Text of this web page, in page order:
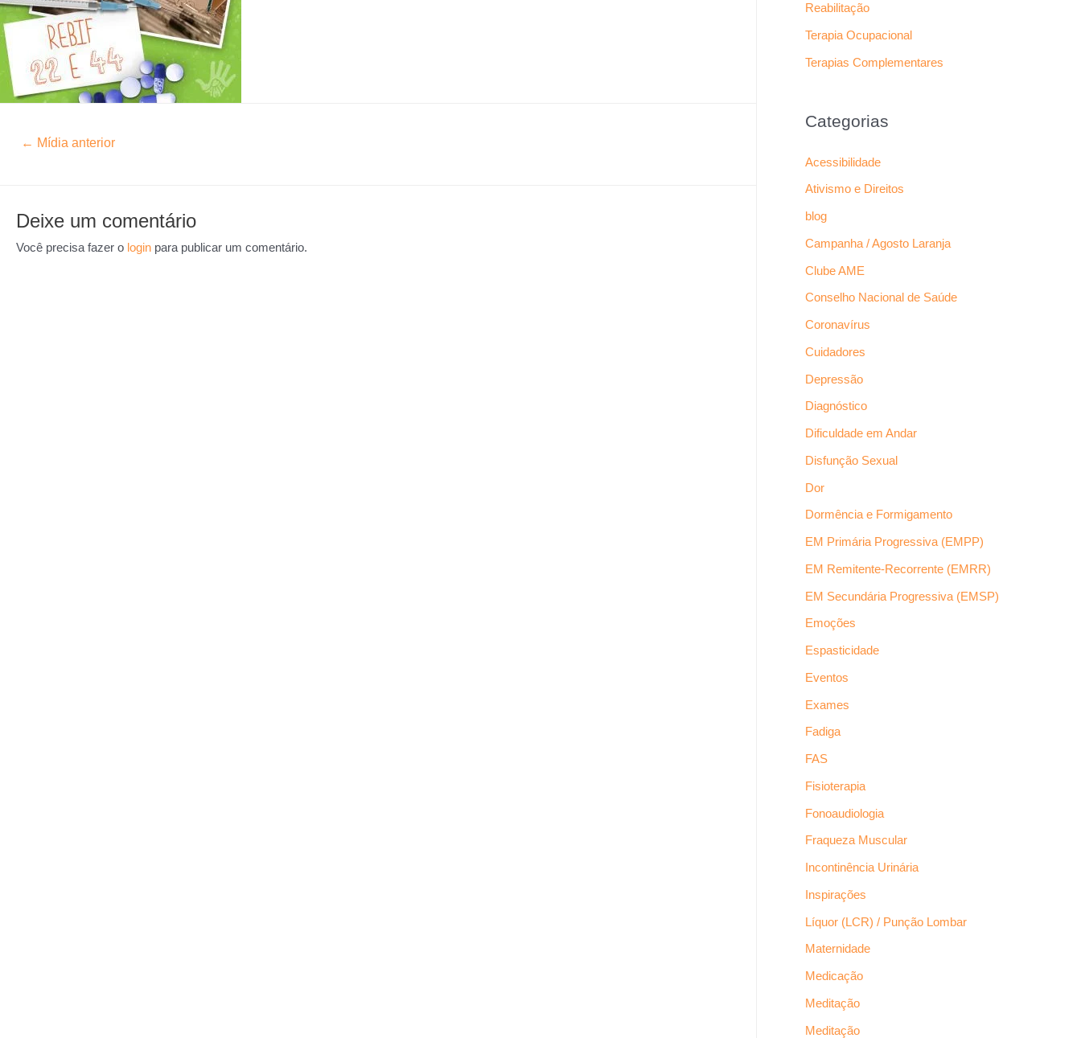
← Mídia anterior
Deixe um comentário
Você precisa fazer o login para publicar um comentário.
Reabilitação
Terapia Ocupacional
Terapias Complementares
Categorias
Acessibilidade
Ativismo e Direitos
blog
Campanha / Agosto Laranja
Clube AME
Conselho Nacional de Saúde
Coronavírus
Cuidadores
Depressão
Diagnóstico
Dificuldade em Andar
Disfunção Sexual
Dor
Dormência e Formigamento
EM Primária Progressiva (EMPP)
EM Remitente-Recorrente (EMRR)
EM Secundária Progressiva (EMSP)
Emoções
Espasticidade
Eventos
Exames
Fadiga
FAS
Fisioterapia
Fonoaudiologia
Fraqueza Muscular
Incontinência Urinária
Inspirações
Líquor (LCR) / Punção Lombar
Maternidade
Medicação
Meditação
Meditação